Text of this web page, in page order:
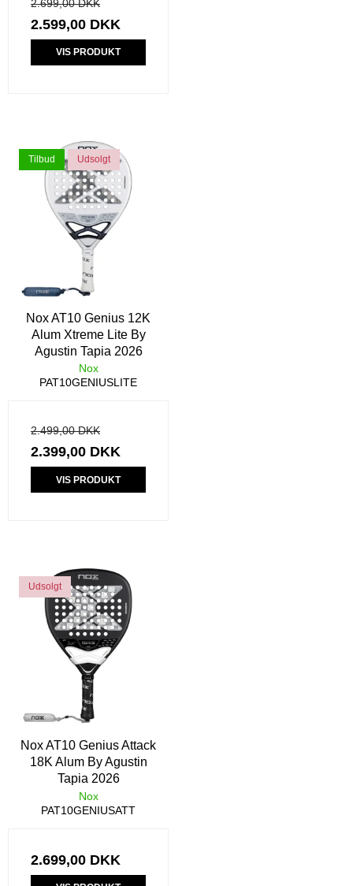
2.699,00 DKK
2.599,00 DKK
VIS PRODUKT
Tilbud Udsolgt
Nox AT10 Genius 12K
Alum Xtreme Lite By
Agustin Tapia 2026
Nox
PAT10GENIUSLITE
2.499,00 DKK
2.399,00 DKK
VIS PRODUKT
Udsolgt
Nox AT10 Genius Attack
18K Alum By Agustin
Tapia 2026
Nox
PAT10GENIUSATT
2.699,00 DKK